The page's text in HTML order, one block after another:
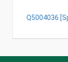
Q5004036